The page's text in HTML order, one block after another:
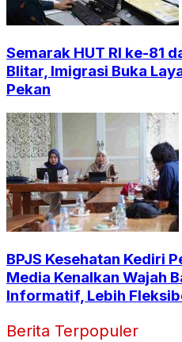
Semarak HUT RI ke-81
Blitar, Imigrasi Buka
Pekan
BPJS Kesehatan Kediri
Media Kenalkan Wajah
Informatif, Lebih
Berita Terpopuler